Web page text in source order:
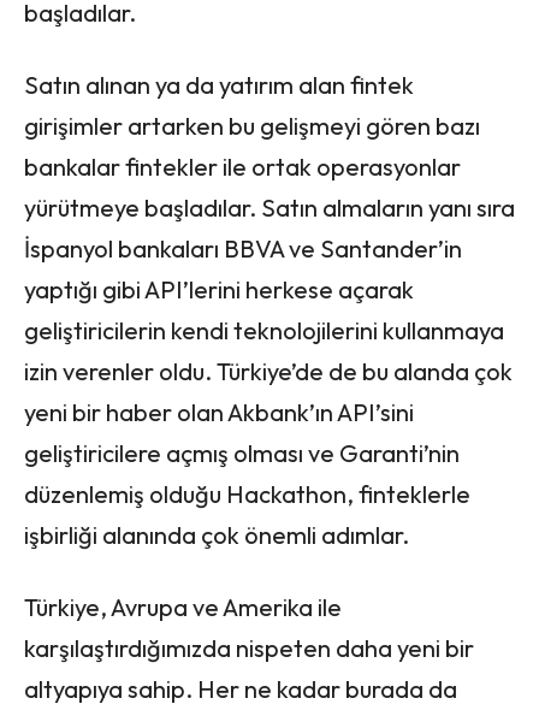
başladılar.
Satın alınan ya da yatırım alan fintek
girişimler artarken bu gelişmeyi gören bazı
bankalar fintekler ile ortak operasyonlar
yürütmeye başladılar. Satın almaların yanı sıra
İspanyol bankaları BBVA ve Santander’in
yaptığı gibi API’lerini herkese açarak
geliştiricilerin kendi teknolojilerini kullanmaya
izin verenler oldu. Türkiye’de de bu alanda çok
yeni bir haber olan Akbank’ın API’sini
geliştiricilere açmış olması ve Garanti’nin
düzenlemiş olduğu Hackathon, finteklerle
işbirliği alanında çok önemli adımlar.
Türkiye, Avrupa ve Amerika ile
karşılaştırdığımızda nispeten daha yeni bir
altyapıya sahip. Her ne kadar burada da